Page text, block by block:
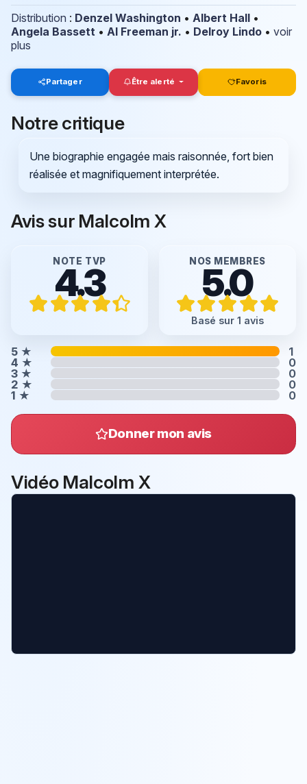
Distribution : Denzel Washington • Albert Hall •
Angela Bassett • Al Freeman jr. • Delroy Lindo • voir
plus
Partager Être alerté Favoris
Notre critique
Une biographie engagée mais raisonnée, fort bien
réalisée et magnifiquement interprétée.
Avis sur Malcolm X
NOTE TVP
4.3 NOS MEMBRES
5.0
Basé sur 1 avis
5 ★
1
4 ★
0
3 ★
0
2 ★
0
1 ★ 0
Donner mon avis
Vidéo Malcolm X